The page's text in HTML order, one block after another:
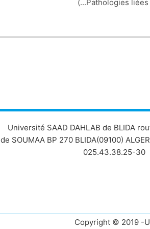
Pathologies
Université SAAD DAHLAB de BLIDA
de SOUMAA BP 270 BLIDA(09100)
Copyright © 2019 -